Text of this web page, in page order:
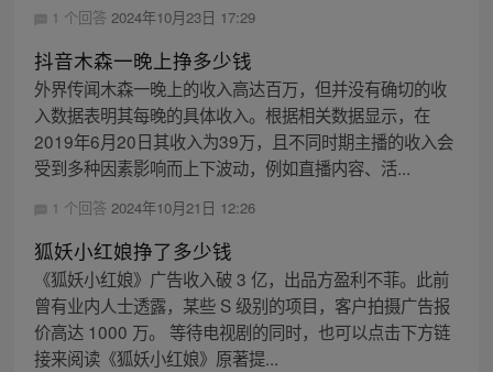
1 个回答 2024年10月23日 17:29
抖音木森一晚上挣多少钱
外界传闻木森一晚上的收入高达百万，但并没有确切的收
入数据表明其每晚的具体收入。根据相关数据显示，在
2019年6月20日其收入为39万，且不同时期主播的收入会
受到多种因素影响而上下波动，例如直播内容、活...
1 个回答 2024年10月21日 12:26
狐妖小红娘挣了多少钱
《狐妖小红娘》广告收入破 3 亿，出品方盈利不菲。此前
曾有业内人士透露，某些 S 级别的项目，客户拍摄广告报
价高达 1000 万。 等待电视剧的同时，也可以点击下方链
接来阅读《狐妖小红娘》原著提...